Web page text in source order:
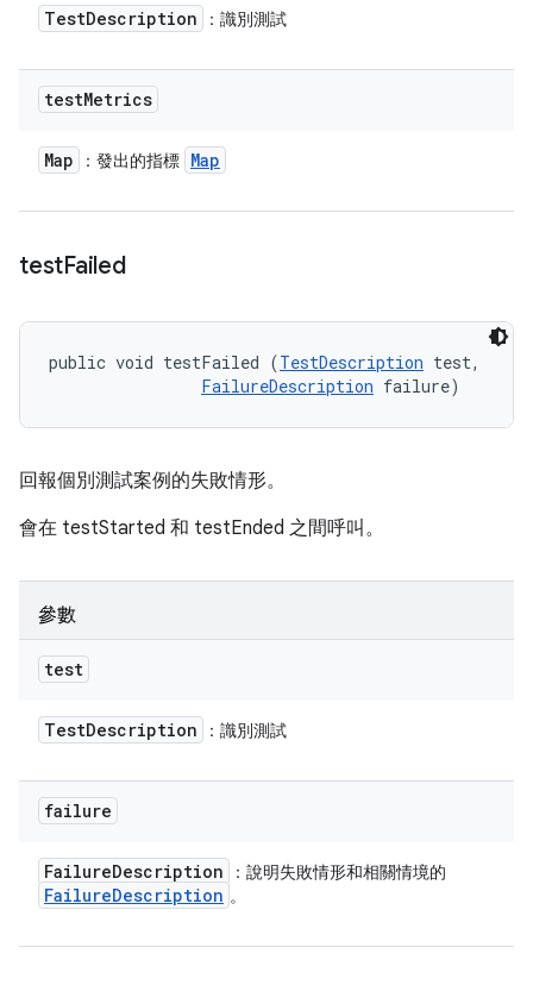
TestDescription ：識別測試
testMetrics
Map ：發出的指標 Map
testFailed
public void testFailed (TestDescription test,
FailureDescription failure)
回報個別測試案例的失敗情形。
會在 testStarted 和 testEnded 之間呼叫。
參數
test
TestDescription ：識別測試
failure
FailureDescription ：說明失敗情形和相關情境的
FailureDescription 。